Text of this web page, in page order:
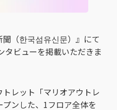
（한국섬유신문）』にて
タビューを掲載いただきま
レット「マリオアウトレ
ンした、1フロア全体を